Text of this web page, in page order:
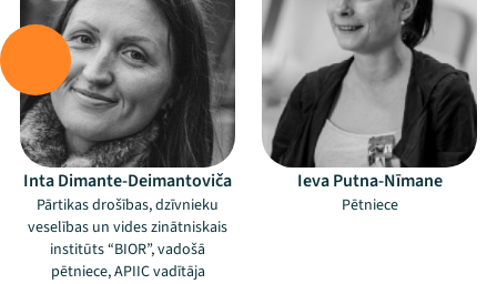
Inta Dimante-Deimantoviča
Pārtikas drošības, dzīvnieku
veselības un vides zinātniskais
institūts “BIOR”, vadošā
pētniece, APIIC vadītāja
Ieva Putna-Nīmane
Pētniece